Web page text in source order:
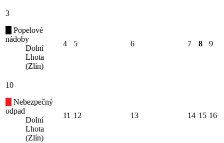
3
Popelové
nádoby
Dolní
Lhota
(Zlín)
4 5 6 7 8 9
10
Nebezpečný
odpad
Dolní
Lhota
(Zlín)
11 12 13 14 15 16